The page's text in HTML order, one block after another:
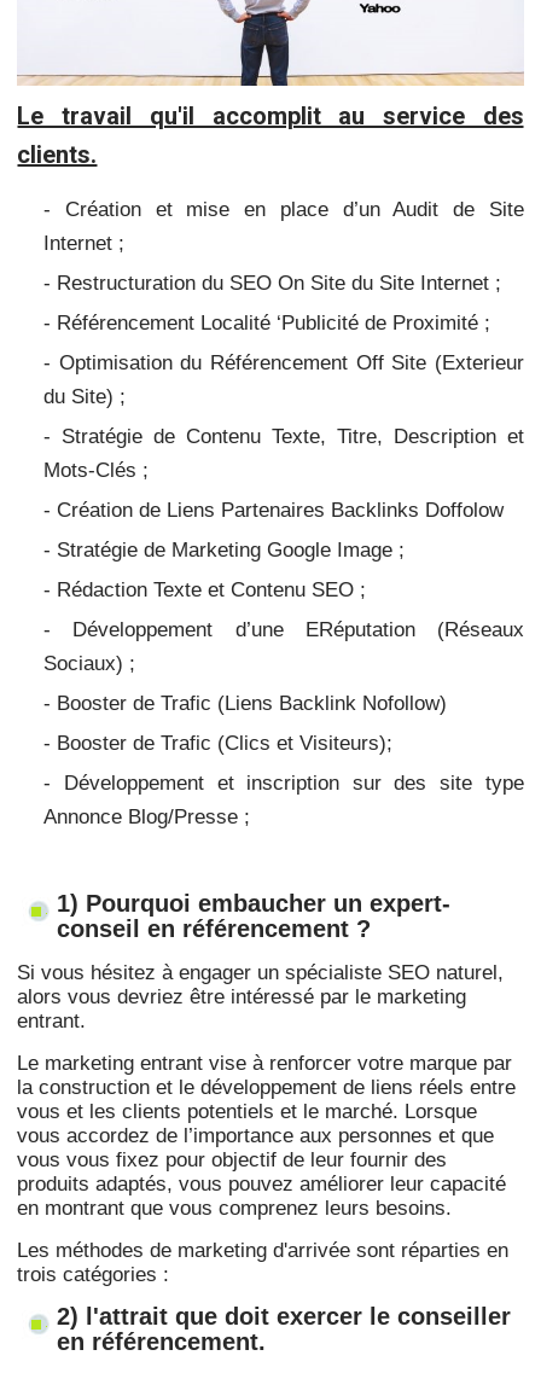
Le travail qu'il accomplit au service des
clients.
- Création et mise en place d’un Audit de Site
Internet ;
- Restructuration du SEO On Site du Site Internet ;
- Référencement Localité ‘Publicité de Proximité ;
- Optimisation du Référencement Off Site (Exterieur
du Site) ;
- Stratégie de Contenu Texte, Titre, Description et
Mots-Clés ;
- Création de Liens Partenaires Backlinks Doffolow
- Stratégie de Marketing Google Image ;
- Rédaction Texte et Contenu SEO ;
- Développement d’une ERéputation (Réseaux
Sociaux) ;
- Booster de Trafic (Liens Backlink Nofollow)
- Booster de Trafic (Clics et Visiteurs);
- Développement et inscription sur des site type
Annonce Blog/Presse ;
1) Pourquoi embaucher un expert-
conseil en référencement ?
Si vous hésitez à engager un spécialiste SEO naturel,
alors vous devriez être intéressé par le marketing
entrant.
Le marketing entrant vise à renforcer votre marque par
la construction et le développement de liens réels entre
vous et les clients potentiels et le marché. Lorsque
vous accordez de l’importance aux personnes et que
vous vous fixez pour objectif de leur fournir des
produits adaptés, vous pouvez améliorer leur capacité
en montrant que vous comprenez leurs besoins.
Les méthodes de marketing d'arrivée sont réparties en
trois catégories :
2) l'attrait que doit exercer le conseiller
en référencement.